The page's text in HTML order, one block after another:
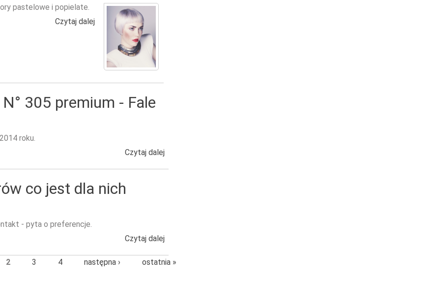
pastelowe i popielate.
Czytaj dalej wpis Matthew Roskell – REGAL - kolekcja Królewska
305 premium - Fale
roku.
Czytaj dalej
co jest dla nich
- pyta o preferencje.
Czytaj dalej
2 3 4 następna › ostatnia »